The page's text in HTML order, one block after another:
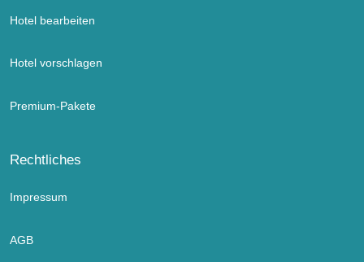
Hotel bearbeiten
Hotel vorschlagen
Premium-Pakete
Rechtliches
Impressum
AGB